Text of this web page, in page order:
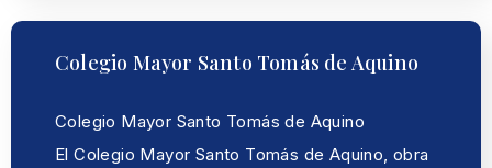
Colegio Mayor Santo Tomás de Aquino
Colegio Mayor Santo Tomás de Aquino
El Colegio Mayor Santo Tomás de Aquino, obra